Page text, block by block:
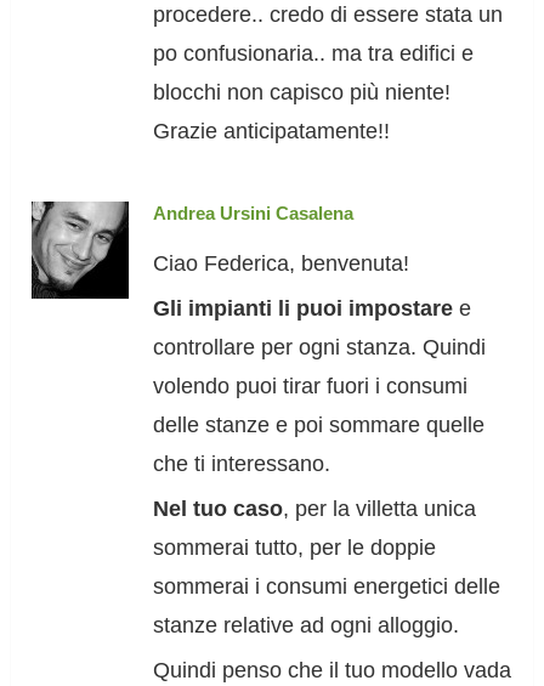
procedere.. credo di essere stata un
po confusionaria.. ma tra edifici e
blocchi non capisco più niente!
Grazie anticipatamente!!
Andrea Ursini Casalena
Ciao Federica, benvenuta!
Gli impianti li puoi impostare e
controllare per ogni stanza. Quindi
volendo puoi tirar fuori i consumi
delle stanze e poi sommare quelle
che ti interessano.
Nel tuo caso, per la villetta unica
sommerai tutto, per le doppie
sommerai i consumi energetici delle
stanze relative ad ogni alloggio.
Quindi penso che il tuo modello vada